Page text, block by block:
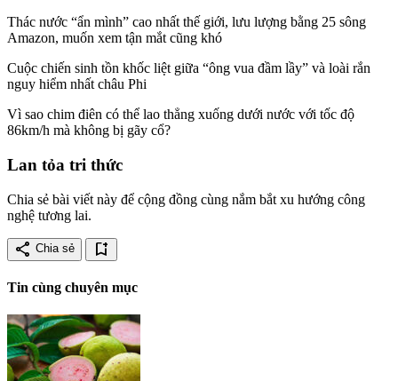
Thác nước “ẩn mình” cao nhất thế giới, lưu lượng bằng 25 sông
Amazon, muốn xem tận mắt cũng khó
Cuộc chiến sinh tồn khốc liệt giữa “ông vua đầm lầy” và loài rắn
nguy hiểm nhất châu Phi
Vì sao chim điên có thể lao thẳng xuống dưới nước với tốc độ
86km/h mà không bị gãy cổ?
Lan tỏa tri thức
Chia sẻ bài viết này để cộng đồng cùng nắm bắt xu hướng công
nghệ tương lai.
share Chia sẻ bookmark_add
Tin cùng chuyên mục